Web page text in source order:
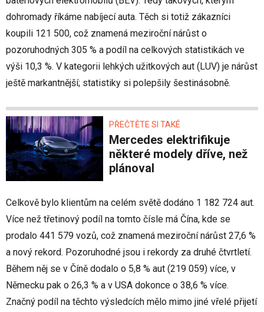
dohromady říkáme nabíjecí auta. Těch si totiž zákazníci
koupili 121 500, což znamená meziroční nárůst o
pozoruhodných 305 % a podíl na celkových statistikách ve
výši 10,3 %. V kategorii lehkých užitkových aut (LUV) je nárůst
ještě markantnější; statistiky si polepšily šestinásobně.
PŘEČTĚTE SI TAKÉ
Mercedes elektrifikuje
některé modely dříve, než
plánoval
Celkově bylo klientům na celém světě dodáno 1 182 724 aut.
Více než třetinový podíl na tomto čísle má Čína, kde se
prodalo 441 579 vozů, což znamená meziroční nárůst 27,6 %
a nový rekord. Pozoruhodné jsou i rekordy za druhé čtvrtletí.
Během něj se v Číně dodalo o 5,8 % aut (219 059) více, v
Německu pak o 26,3 % a v USA dokonce o 38,6 % více.
Značný podíl na těchto výsledcích mělo mimo jiné vřelé přijetí